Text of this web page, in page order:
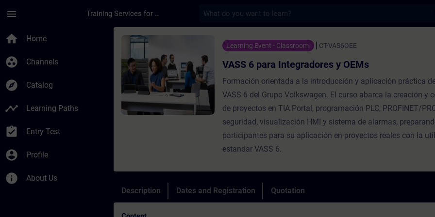
menu Training Services for Digital Industries
home Home
group_work Channels
explore Catalog
timeline Learning Paths
assignment_turned_in Entry Test
account_circle Profile
info About Us
Course - VASS 6 para Integradores y OEMs - Training -
Learning Event - Classroom CT-VAS6OEE
VASS 6 para Integradores y OEMs
Formación orientada a la introducción y aplicación práctica
VASS 6 del Grupo Volkswagen. El curso abarca la creación y
de proyectos en TIA Portal, programación PLC, PROFINET/
seguridad, visualización HMI y sistema de alarmas,
participantes para su aplicación en proyectos reales con la
estandar VASS 6.
Description Dates and Registration Quotation